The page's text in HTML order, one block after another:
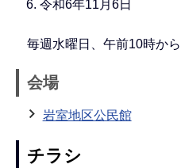
令和6年11月6日
毎週水曜日、午前10時か
会場
岩室地区公民館
チラシ